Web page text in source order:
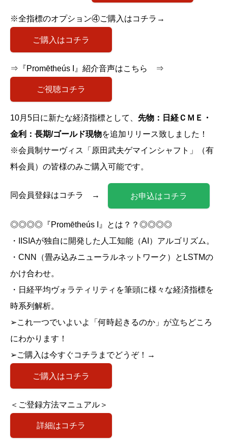
※全指標のオプション④ご購入はコチラ→
ご購入はコチラ
⇒『Promētheús I』紹介音声はこちら ⇒
ご視聴コチラ
10月5日に新たな経済指標として、 先物：日経ＣＭＥ・
金利：長期/ゴールド現物を追加リリース致しました！
※会員制サーヴィス「原田武夫ゲマインシャフト」（有
料会員）の皆様のみご購入可能です。
同会員登録はコチラ → お申込はコチラ
◎◎◎◎『Promētheús I』とは？？◎◎◎◎
・IISIAが独自に開発した人工知能（AI）アルゴリズム。
・CNN（畳み込みニューラルネットワーク）とLSTMの
かけ合わせ。
・日経平均ヴォラティリティを筆頭に様々な経済指標を
時系列解析。
➢これ一つでいよいよ「何時起きるのか」が立ちどころ
にわかります！
➢ご購入は今すぐコチラまでどうぞ！→
ご購入はコチラ
＜ご登録方法マニュアル＞
詳細はコチラ